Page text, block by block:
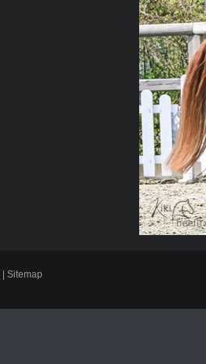
Sitemap